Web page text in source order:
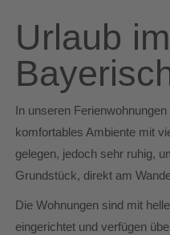
Urlaub im
In unseren
komfortables Ambiente mit
gelegen, jedoch sehr ruhig,
Grundstück, direkt am
Die Wohnungen sind mit
eingerichtet und verfügen